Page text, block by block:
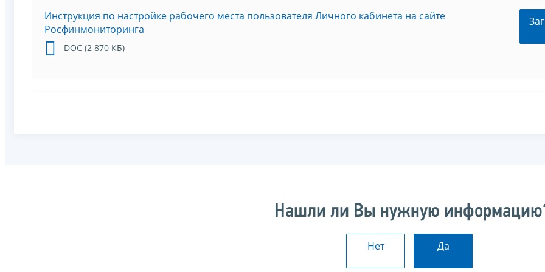
Инструкция по настройке рабочего места пользователя Личного кабинета на сайте
Росфинмониторинга
DOC (2 870 КБ)
Нашли ли Вы нужную
Нет Да